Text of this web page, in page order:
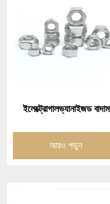
ইলেক্ট্রোগালভ্যানাইজড বাদাম
আরও পড়ুন